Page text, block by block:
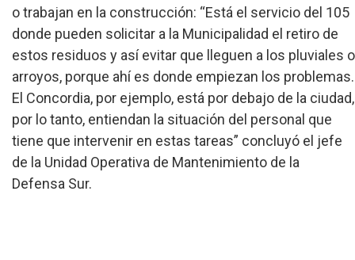
o trabajan en la construcción: “Está el servicio del 105
donde pueden solicitar a la Municipalidad el retiro de
estos residuos y así evitar que lleguen a los pluviales o
arroyos, porque ahí es donde empiezan los problemas.
El Concordia, por ejemplo, está por debajo de la ciudad,
por lo tanto, entiendan la situación del personal que
tiene que intervenir en estas tareas” concluyó el jefe
de la Unidad Operativa de Mantenimiento de la
Defensa Sur.